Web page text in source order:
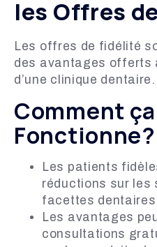
les Offres
Les offres de fidélité
des avantages offerts
d’une clinique dentaire.
Comment ça
Fonctionne?
Les patients
réductions sur les
facettes
Les avantages
consultations